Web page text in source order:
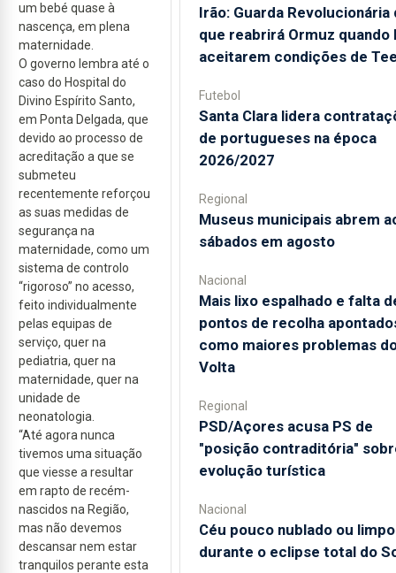
um bebé quase à
nascença, em plena
maternidade.
O governo lembra até o
caso do Hospital do
Divino Espírito Santo,
em Ponta Delgada, que
devido ao processo de
acreditação a que se
submeteu
recentemente reforçou
as suas medidas de
segurança na
maternidade, como um
sistema de controlo
“rigoroso” no acesso,
feito individualmente
pelas equipas de
serviço, quer na
pediatria, quer na
maternidade, quer na
unidade de
neonatologia.
“Até agora nunca
tivemos uma situação
que viesse a resultar
em rapto de recém-
nascidos na Região,
mas não devemos
descansar nem estar
tranquilos perante esta
Irão: Guarda Revolucionária
que reabrirá Ormuz quando
aceitarem condições de
Futebol
Santa Clara lidera
de portugueses na época
2026/2027
Regional
Museus municipais abrem
sábados em agosto
Nacional
Mais lixo espalhado e falta
pontos de recolha
como maiores problemas
Volta
Regional
PSD/Açores acusa PS de
"posição contraditória"
evolução turística
Nacional
Céu pouco nublado ou limpo
durante o eclipse total do